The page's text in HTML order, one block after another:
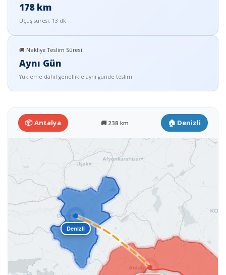
178 km
Uçuş süresi: 13 dk
🚚 Nakliye Teslim Süresi
Aynı Gün
Yükleme dahil genellikle aynı günde teslim
📦 Antalya 🚚 238 km 🏠 Denizli
Denizli